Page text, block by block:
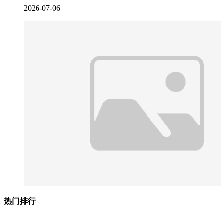
2026-07-06
热门排行